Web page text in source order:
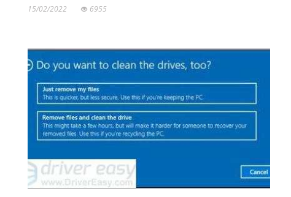
15/02/2022 6955